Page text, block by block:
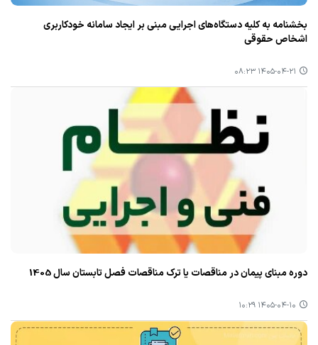
بخشنامه به کلیه دستگاه‌های اجرایی مبنی بر ایجاد سامانه خودکاربری
اشخاص حقوقی
۱۴۰۵-۰۴-۲۱ ۰۸:۲۳
دوره مبنای پیمان در مناقصات یا ترک مناقصات فصل تابستان سال 1405
۱۴۰۵-۰۴-۱۰ ۱۰:۲۹